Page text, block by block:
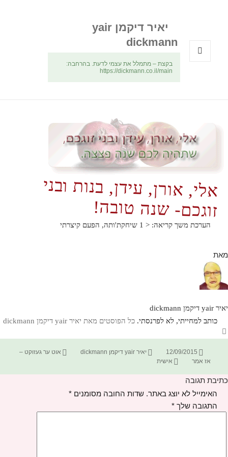
יאיר דיקמן yair
dickmann
בקצת – מתמלל את עצמי לדעת. בהרחבה:
https://dickmann.co.il/main
אלי, אורן, עידן, בנות ובני
זוגכם- שנה טובה!
הערכת משך קריאה: < 1 שיחקת'ותה, הפעם קיצרתי
מאת
יאיר yair דיקמן dickmann
כותב למחייתי, לא לפרנסתי. כל הפוסטים מאת יאיר yair דיקמן dickmann‏
פורסם
בתאריך
12/09/2015 מחבר
יאיר yair דיקמן dickmann קטגוריות
אוט ער געזוקט –
אז אמר
תגיות
אישית
כתיבת תגובה
האימייל לא יוצג באתר. שדות החובה מסומנים *
התגובה שלך *